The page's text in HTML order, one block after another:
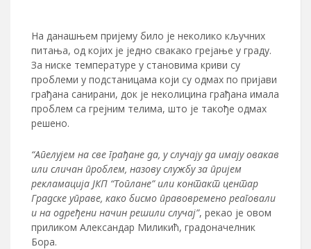
На данашњем пријему било је неколико кључних
питања, од којих је једно свакако грејање у граду.
За ниске температуре у становима криви су
проблеми у подстаницама који су одмах по пријави
грађана санирани, док је неколицина грађана имала
проблем са грејним телима, што је такође одмах
решено.
“Апелујем на све грађане да, у случају да имају овакав
или сличан проблем, назову службу за пријем
рекламација ЈКП “Топлане” или контакт центар
Градске управе, како бисмо правовремено реаговали
и на одређени начин решили случај”, рекао је овом
приликом Александар Миликић, градоначелник
Бора.